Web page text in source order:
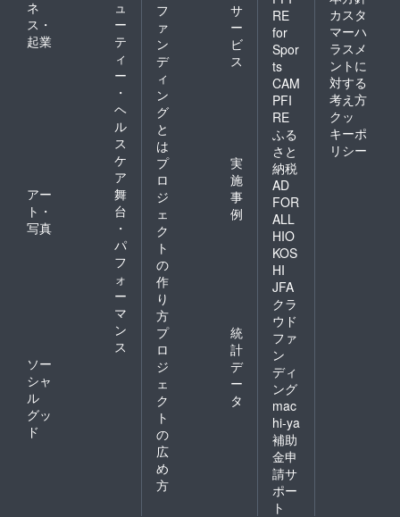
ネ
ス・
起業
ュ
ー
テ
ィ
ー
・
ヘ
ル
ス
ケ
ア
アー
ト・
写真
舞
台
・
パ
フ
ォ
ー
マ
ン
ス
ソー
シャ
ル
グッ
ド
フ
ァ
ン
デ
ィ
ン
グ
と
は
サ
ー
ビ
ス
プ
ロ
ジ
ェ
ク
ト
の
作
り
方
実
施
事
例
プ
ロ
ジ
ェ
ク
ト
の
広
め
方
統
計
デ
ー
タ
RE
for
Spor
ts
CAM
PFI
RE
ふる
さと
納税
AD
FOR
ALL
HIO
KOS
HI
JFA
クラ
ウド
ファ
ン
ディ
ング
mac
hi-ya
補助
金申
請サ
ポー
ト
カスタ
マーハ
ラスメ
ントに
対する
考え方
クッ
キーポ
リシー